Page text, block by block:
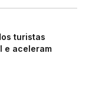
turistas
e aceleram